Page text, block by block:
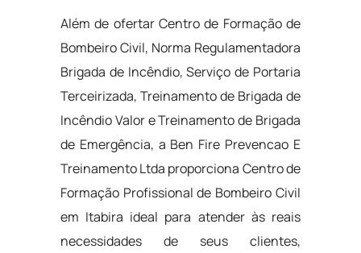
Além de ofertar Centro de Formação de
Bombeiro Civil, Norma Regulamentadora
Brigada de Incêndio, Serviço de Portaria
Terceirizada, Treinamento de Brigada de
Incêndio Valor e Treinamento de Brigada
de Emergência, a Ben Fire Prevencao E
Treinamento Ltda proporciona Centro de
Formação Profissional de Bombeiro Civil
em Itabira ideal para atender às reais
necessidades de seus clientes,